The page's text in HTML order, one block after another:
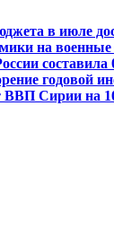
в июле
на
годовой
Сирии на